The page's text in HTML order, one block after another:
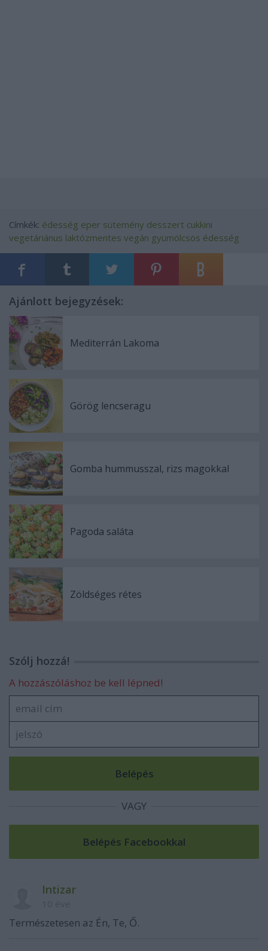
Címkék: édesség eper sütemény desszert cukkini
vegetáriánus laktózmentes vegán gyümölcsös édesség
Ajánlott bejegyzések:
Mediterrán Lakoma
Görög lencseragu
Gomba hummusszal, rizs magokkal
Pagoda saláta
Zöldséges rétes
Szólj hozzá!
A hozzászóláshoz be kell lépned!
VAGY
Intizar
Természetesen az Én, Te, Ő.